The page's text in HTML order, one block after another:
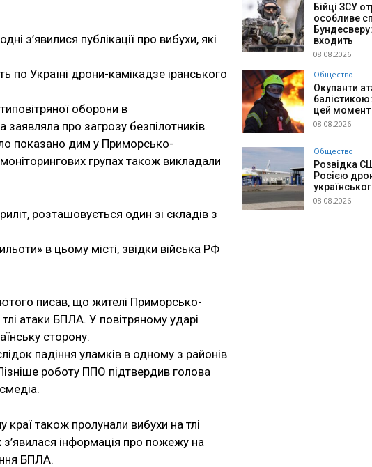
з’явилися публікації про вибухи, які
по Україні дрони-камікадзе іранського
оборони в
про загрозу безпілотників.
показано дим у Приморсько-
групах також викладали
розташовується один зі складів з
в цьому місті, звідки війська РФ
писав, що жителі Приморсько-
атаки БПЛА. У повітряному ударі
сторону.
падіння уламків в одному з районів
роботу ППО підтвердив голова
також пролунали вибухи на тлі
з’явилася інформація про пожежу на
БПЛА.
Бійці ЗСУ
особливе
входить
08.08.2026
Общество
Окупанти
цей момент
08.08.2026
Общество
Розвідка
Росією
08.08.2026